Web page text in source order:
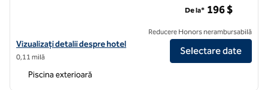
Vizualizați detaliile hotelului DoubleTree by Hilton Abilene
Vizualizați detalii despre hotel
0,11 milă
De la* 196 $
Reducere Honors nerambursabilă
Selectare date
Piscina exterioară